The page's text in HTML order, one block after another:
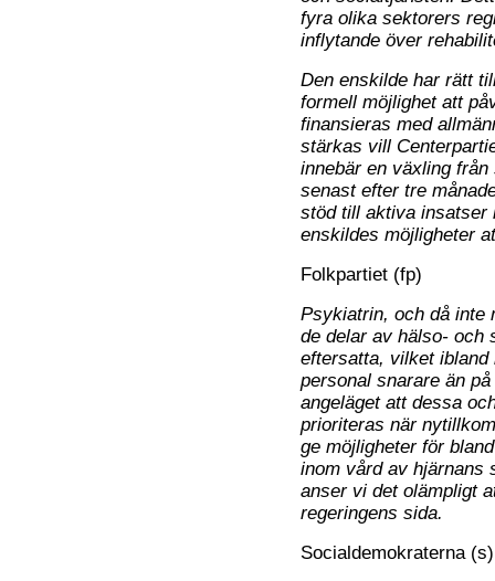
fyra olika sektorers
inflytande över
Den enskilde har rätt
formell möjlighet att
finansieras med
stärkas vill
innebär en växling
senast efter tre
stöd till aktiva insatser
enskildes möjligheter
Folkpartiet (fp)
Psykiatrin, och då inte
de delar av hälso- och
eftersatta, vilket
personal snarare än
angeläget att dessa
prioriteras när
ge möjligheter för
inom vård av hjärnans
anser vi det olämpligt
regeringens sida.
Socialdemokraterna (s)